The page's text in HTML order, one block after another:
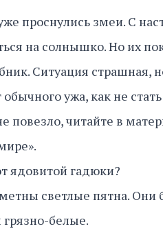
проснулись змеи. С
на солнышко. Но их
Ситуация страшная,
ужа, как не
повезло, читайте в
ядовитой гадюки?
светлые пятна. Они
белые.